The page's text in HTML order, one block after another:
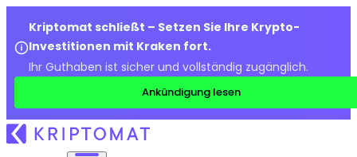
Kriptomat schließt – Setzen Sie Ihre Krypto-
Investitionen mit Kraken fort.
Ihr Guthaben ist sicher und vollständig zugänglich.
Ankündigung lesen